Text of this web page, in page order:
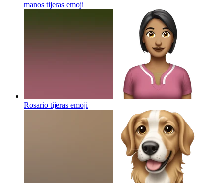
manos tijeras emoji
Rosario tijeras emoji